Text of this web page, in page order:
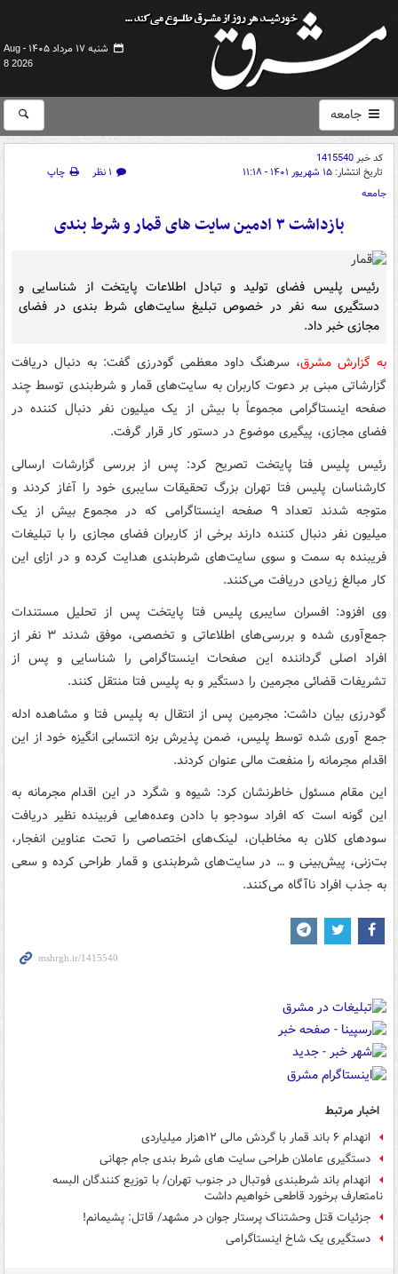
شنبه ۱۷ مرداد ۱۴۰۵ -
Aug
8 2026
جامعه
کد خبر1415540
تاریخ انتشار: ۱۵ شهریور ۱۴۰۱ - ۱۱:۱۸ ۱ نظر
چاپ
جامعه
بازداشت ۳ ادمین سایت های قمار و شرط بندی
رئیس پلیس فضای تولید و تبادل اطلاعات پایتخت از شناسایی و
دستگیری سه نفر در خصوص تبلیغ سایت‌های شرط بندی در فضای
مجازی خبر داد.
به گزارش مشرق، سرهنگ داود معظمی گودرزی گفت: به دنبال دریافت
گزارشاتی مبنی بر دعوت کاربران به سایت‌های قمار و شرط‌بندی توسط چند
صفحه اینستاگرامی مجموعاً با بیش از یک میلیون نفر دنبال کننده در
فضای مجازی، پیگیری موضوع در دستور کار قرار گرفت.
رئیس پلیس فتا پایتخت تصریح کرد: پس از بررسی گزارشات ارسالی
کارشناسان پلیس فتا تهران بزرگ تحقیقات سایبری خود را آغاز کردند و
متوجه شدند تعداد ۹ صفحه اینستاگرامی که در مجموع بیش از یک
میلیون نفر دنبال کننده دارند برخی از کاربران فضای مجازی را با تبلیغات
فریبنده به سمت و سوی سایت‌های شرط‌بندی هدایت کرده و در ازای این
کار مبالغ زیادی دریافت می‌کنند.
وی افزود: افسران سایبری پلیس فتا پایتخت پس از تحلیل مستندات
جمع‌آوری شده و بررسی‌های اطلاعاتی و تخصصی، موفق شدند ۳ نفر از
افراد اصلی گرداننده این صفحات اینستاگرامی را شناسایی و پس از
تشریفات قضائی مجرمین را دستگیر و به پلیس فتا منتقل کنند.
گودرزی بیان داشت: مجرمین پس از انتقال به پلیس فتا و مشاهده ادله
جمع آوری شده توسط پلیس، ضمن پذیرش بزه انتسابی انگیزه خود از این
اقدام مجرمانه را منفعت مالی عنوان کردند.
این مقام مسئول خاطرنشان کرد: شیوه و شگرد در این اقدام مجرمانه به
این گونه است که افراد سودجو با دادن وعده‌هایی فربینده نظیر دریافت
سودهای کلان به مخاطبان، لینک‌های اختصاصی را تحت عناوین انفجار،
بت‌زنی، پیش‌بینی و … در سایت‌های شرط‌بندی و قمار طراحی کرده و سعی
به جذب افراد ناآگاه می‌کنند.
اخبار مرتبط
انهدام ۶ باند قمار با گردش مالی ۱۲هزار میلیاردی
دستگیری عاملان طراحی سایت های شرط بندی جام جهانی
انهدام باند شرطبندی فوتبال در جنوب تهران/ با توزیع کنندگان البسه
نامتعارف برخورد قاطعی خواهیم داشت
جزئیات قتل وحشتناک پرستار جوان در مشهد/ قاتل: پشیمانم!
دستگیری یک شاخ اینستاگرامی